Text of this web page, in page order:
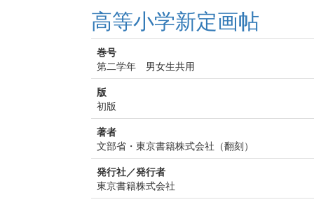
高等小学新定画帖
巻号
第二学年 男女生共用
版
初版
著者
文部省・東京書籍株式会社（翻刻）
発行社／発行者
東京書籍株式会社